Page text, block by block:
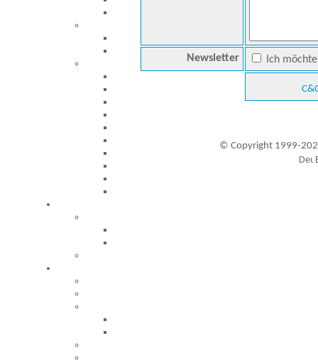
Newsletter Ich
© Copyright 1999-
Besucher seit 20.09.1999: 19451053